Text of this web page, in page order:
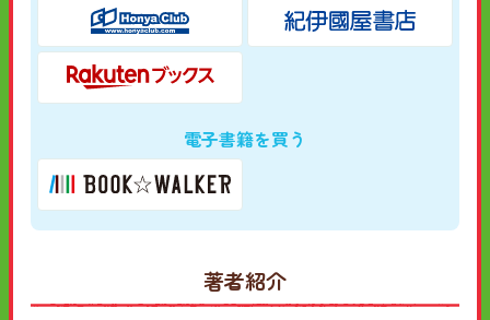
電子書籍を買う
著者紹介